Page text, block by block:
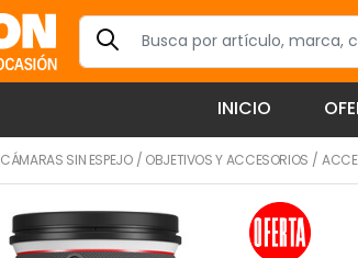
INICIO
CÁMARAS SIN ESPEJO / OBJETIVOS Y ACCESORIOS /